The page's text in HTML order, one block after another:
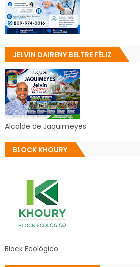
JELVIN DAIRENY BELTRE FÉLIZ
Alcalde de Jaquimeyes
BLOCK KHOURY
Block Ecológico